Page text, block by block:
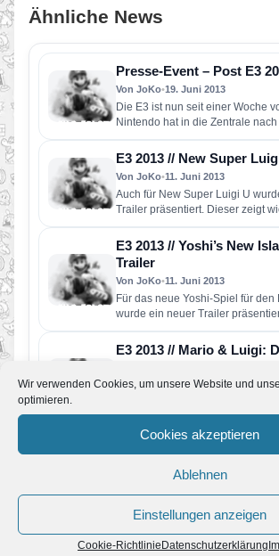
Wir verwenden Cookies, um unsere Website und
optimieren.
Cookies akzeptieren
Ablehnen
Einstellungen anzeigen
Cookie-Richtlinie Datenschutzerklärung
Ähnliche News
Presse-Event – Post E3
Von JoKo•19. Juni 2013
Die E3 ist nun seit einer Woche
Nintendo hat in die Zentrale
eingeladen. Wir…
E3 2013 // New Super
Von JoKo•11. Juni 2013
Auch für New Super Luigi U
Trailer präsentiert. Dieser zeigt
Szenen aus den…
E3 2013 // Yoshi’s New
Trailer
Von JoKo•11. Juni 2013
Für das neue Yoshi-Spiel für den
wurde ein neuer Trailer
neuen Titel „Yoshi’s…
E3 2013 // Mario & Luigi:
Von JoKo•11. Juni 2013
Trailer zu Mario & Luigi: Dream
veröffentlicht. In diesem…
Gewinnspiel: Mario & Luigi: Dream Team
→